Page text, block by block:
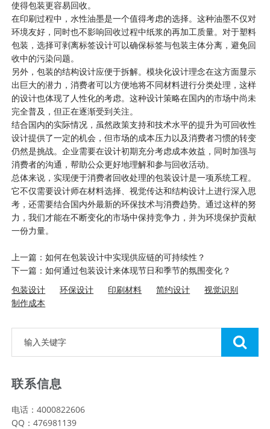
使得包装更容易回收。
在印刷过程中，水性油墨是一个值得考虑的选择。这种油墨不仅对
环境友好，同时也不影响回收过程中纸浆的再加工质量。对于塑料
包装，选择可剥离标签设计可以确保标签与包装主体分离，避免回
收中的污染问题。
另外，包装的结构设计应便于拆解。模块化设计理念在这方面显示
出巨大的潜力，消费者可以方便地将不同材料进行分类处理，这样
的设计也体现了人性化的考虑。这种设计策略在国内的市场中尚未
完全普及，但正在逐渐受到关注。
结合国内的实际情况，虽然政策支持和技术水平的提升为可回收性
设计提供了一定的机会，但市场的成本压力以及消费者习惯的转变
仍然是挑战。企业需要在设计初期充分考虑成本效益，同时加强与
消费者的沟通，帮助公众更好地理解和参与回收活动。
总体来说，实现便于消费者回收处理的包装设计是一项系统工程。
它不仅需要设计师在材料选择、视觉传达和结构设计上进行深入思
考，还需要结合国内外最新的环保技术与消费趋势。通过这样的努
力，我们才能在不断变化的市场中保持竞争力，并为环境保护贡献
一份力量。
上一篇：如何在包装设计中实现供应链的可持续性？
下一篇：如何通过包装设计来体现节日和季节的氛围变化？
包装设计
环保设计 印刷材料 简约设计
视觉识别
制作成本
联系信息
电话：4000822606
QQ：476981139